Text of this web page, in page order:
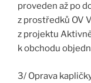
proveden až po
z prostředků OV
z projektu
k obchodu
3/ Oprava